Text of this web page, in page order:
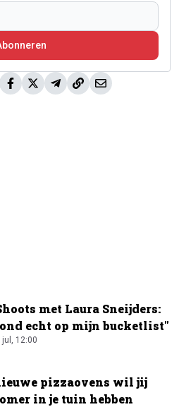
met Laura Sneijders:
echt op mijn bucketlist"
jul, 12:00
pizzaovens wil jij
in je tuin hebben